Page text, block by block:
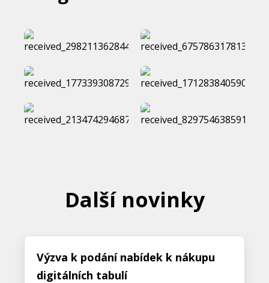
Další novinky
Výzva k podání nabídek k nákupu
digitálních tabulí